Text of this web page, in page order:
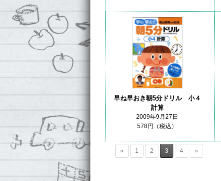
早ね早おき朝5分ドリル 小４
計算
2009年9月27日
578円（税込）
« 1 2 3 4 »